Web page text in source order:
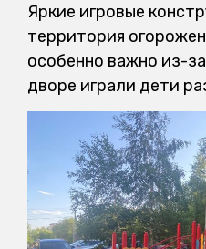
Яркие игровые
территория
особенно важно из-
дворе играли дети